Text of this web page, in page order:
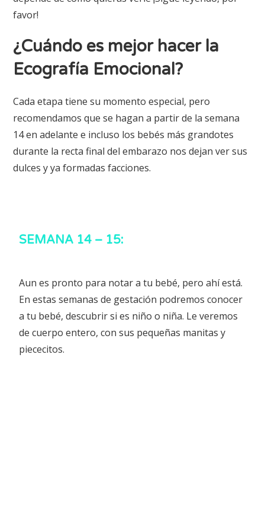
favor!
¿Cuándo es mejor hacer la
Ecografía Emocional?
Cada etapa tiene su momento especial, pero
recomendamos que se hagan a partir de la semana
14 en adelante e incluso los bebés más grandotes
durante la recta final del embarazo nos dejan ver sus
dulces y ya formadas facciones.
SEMANA 14 – 15:
Aun es pronto para notar a tu bebé, pero ahí está.
En estas semanas de gestación podremos conocer
a tu bebé, descubrir si es niño o niña. Le veremos
de cuerpo entero, con sus pequeñas manitas y
piececitos.